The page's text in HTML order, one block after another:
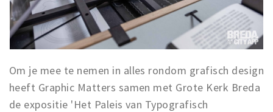
Om je mee te nemen in alles rondom grafisch design
heeft Graphic Matters samen met Grote Kerk Breda
de expositie 'Het Paleis van Typografisch